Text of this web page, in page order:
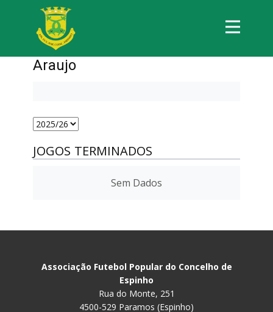
Araujo
JOGOS TERMINADOS
Sem Dados
Associação Futebol Popular do Concelho de
Espinho
Rua do Monte, 251
4500-529 Paramos (Espinho)